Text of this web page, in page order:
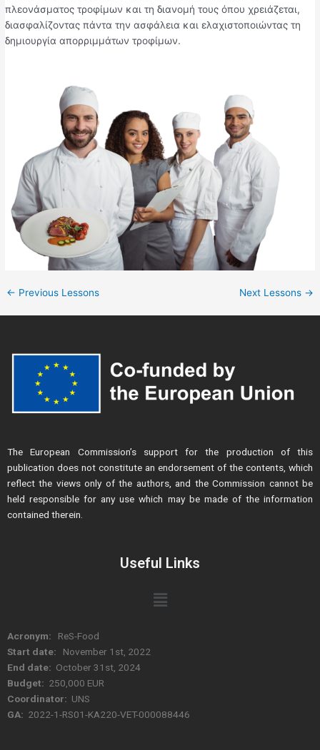
πλεονάσματος τροφίμων και τη διανομή τους όπου χρειάζεται,
διασφαλίζοντας πάντα την ασφάλεια και ελαχιστοποιώντας τη
δημιουργία απορριμμάτων τροφίμων.
← Previous Lessons Next Lessons →
The European Commission’s support for the production of this
publication does not constitute an endorsement of the contents, which
reflect the views only of the authors, and the Commission cannot be
held responsible for any use which may be made of the information
contained therein.
Useful Links
Menu
Acronym: ReS-Food
Start date: November 1st, 2022
End date: October 31st, 2024
Budget: 250,000 EUR
Coordinator: UNS
GA: 2022-1-RS01-KA220-VET-000088446